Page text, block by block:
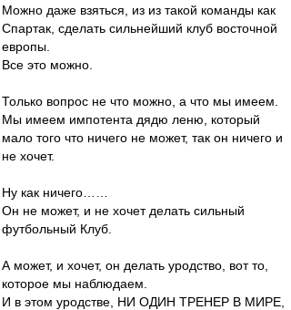
Можно даже взяться, из из такой команды как
Спартак, сделать сильнейший клуб восточной
европы.
Все это можно.
Только вопрос не что можно, а что мы имеем.
Мы имеем импотента дядю леню, который
мало того что ничего не может, так он ничего и
не хочет.
Ну как ничего……
Он не может, и не хочет делать сильный
футбольный Клуб.
А может, и хочет, он делать уродство, вот то,
которое мы наблюдаем.
И в этом уродстве, НИ ОДИН ТРЕНЕР В МИРЕ,